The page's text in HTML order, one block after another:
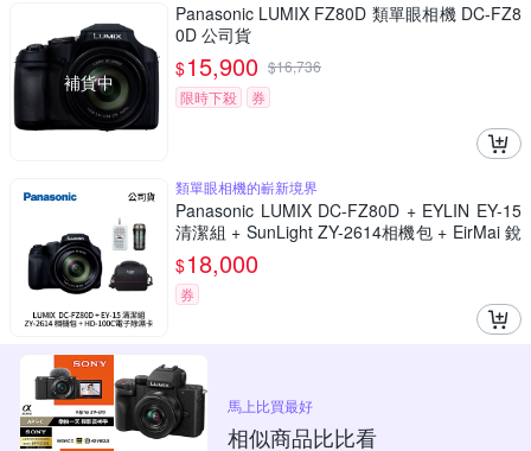
補貨中
Panasonic LUMIX FZ80D 類單眼相機 DC-FZ8
0D 公司貨
$15,900 $16,736
限時下殺
券
類單眼相機的嶄新境界
Panasonic LUMIX DC-FZ80D + EYLIN EY-15
清潔組 + SunLight ZY-2614相機包 + EirMai 銳
瑪 HD-100C電子除濕卡 FZ80D (公司貨)
$18,000
券
馬上比買最好
相似商品比比看